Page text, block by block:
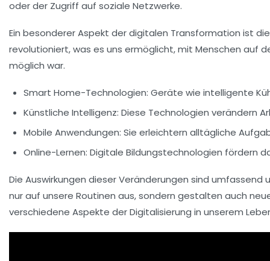
oder der Zugriff auf soziale Netzwerke.
Ein besonderer Aspekt der digitalen Transformation ist
revolutioniert, was es uns ermöglicht, mit Menschen auf
möglich war.
Smart Home-Technologien: Geräte wie intelligente
Künstliche Intelligenz: Diese Technologien verändern
Mobile Anwendungen: Sie erleichtern alltägliche
Online-Lernen: Digitale Bildungstechnologien fördern
Die Auswirkungen dieser Veränderungen sind
nur auf unsere Routinen aus, sondern gestalten auch
verschiedene Aspekte der Digitalisierung in unserem